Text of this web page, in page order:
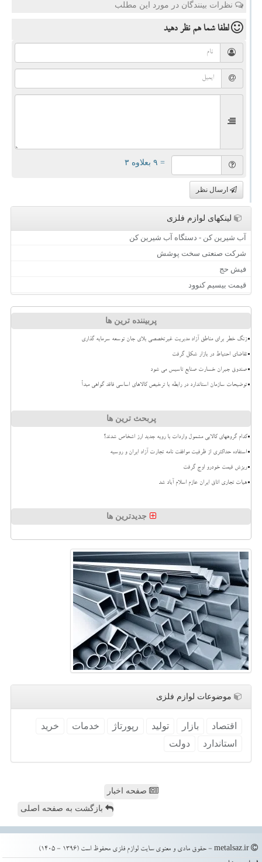
نظرات بینندگان در مورد این مطلب
لطفا شما همنظر دهید
= ۹ بعلاوه ۳
ارسال نظر
لینکهای لوازم فلزی
آب شیرین کن - دستگاه آب شیرین کن
شرکت صنعتی سخت پوشش
فیش حج
قیمت بیسیم کنوود
پربیننده ترین ها
زنگ خطر برای مناطق آزاد مدیریت غیرتخصصی بلای جان توسعه سرمایه گذاری
تقاضای احتیاط در بازار شکل گرفت
صندوق جبران خسارت صنایع تاسیس می شود
توضیحات سازمان استاندارد در رابطه با ترخیص کالاهای اساسی فاقد گواهی مبدأ
پربحث ترین ها
کدام گروههای کالایی مشمول واردات با رویه جدید ارز اشخاص شدند؟
استفاده حداکثری از ظرفیت موافقت نامه تجارت آزاد ایران و روسیه
ریزش قیمت خودرو اوج گرفت
هیات تجاری اتاق ایران عازم اسلام آباد شد
جدیدترین ها
موضوعات لوازم فلزی
اقتصاد بازار تولید رپورتاژ خدمات
خرید
استاندارد
دولت
صفحه اخبار
بازگشت به صفحه اصلی